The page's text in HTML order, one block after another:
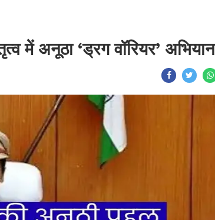
में अनूठा ‘ड्रग वॉरियर’ अभियान